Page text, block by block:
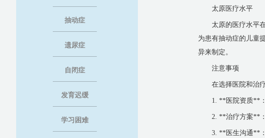
抽动症
遗尿症
自闭症
发育迟缓
学习困难
太原医疗水平
太原的医疗水平
为患有抽动症的儿童
异来制定。
注意事项
在选择医院和治
1. **医院资质**
2. **治疗方案**
3. **医生沟通**